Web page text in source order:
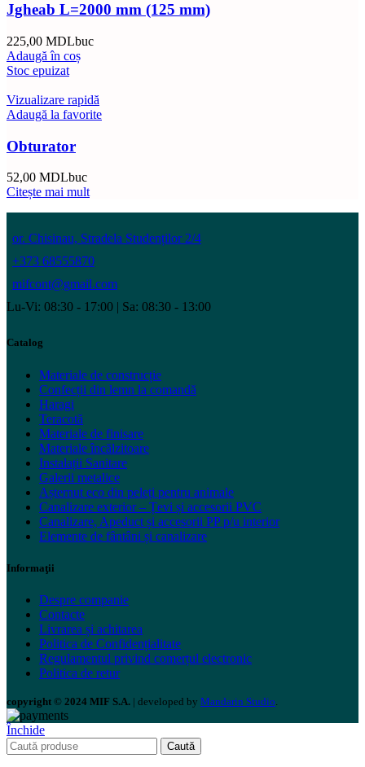
Jgheab L=2000 mm (125 mm)
225,00 MDLbuc
Adaugă în coș
Stoc epuizat
Vizualizare rapidă
Adaugă la favorite
Obturator
52,00 MDLbuc
Citește mai mult
or. Chisinau, Stradela Studenților 2/4
+373 68555870
mifcont@gmail.com
Lu-Vi: 08:30 - 17:00 | Sa: 08:30 - 13:00
Catalog
Materiale de construcție
Confecții din lemn la comandă
Haragi
Teracotă
Materiale de finisare
Materiale încălzitoare
Instalații Sanitare
Galerii metalice
Așternut eco din peleți pentru animale
Canalizare exterior – Țevi și accesorii PVC
Canalizare, Apeduct și accesorii PP p/u interior
Elemente de fântâni și canalizare
Informaţii
Despre companie
Contacte
Livrarea și achitarea
Politica de Confidențialitate
Regulamentul privind comerțul electronic
Politica de retur
copyright © 2024 MIF S.A. | developed by Mandarin Studio.
Închide
Caută